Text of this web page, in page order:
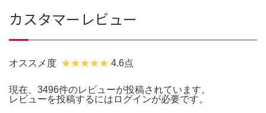
カスタマーレビュー
オススメ度 4.6点
現在、3496件のレビューが投稿されています。
レビューを投稿するには ログインが必要です。